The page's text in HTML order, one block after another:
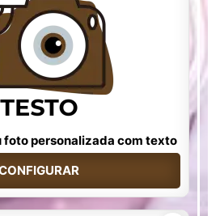
foto personalizada com texto